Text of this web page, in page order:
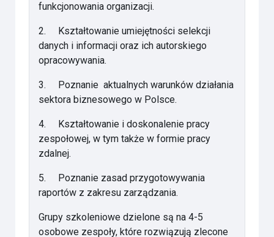
funkcjonowania organizacji.
2. Kształtowanie umiejętności selekcji
danych i informacji oraz ich autorskiego
opracowywania.
3. Poznanie aktualnych warunków działania
sektora biznesowego w Polsce.
4. Kształtowanie i doskonalenie pracy
zespołowej, w tym także w formie pracy
zdalnej.
5. Poznanie zasad przygotowywania
raportów z zakresu zarządzania.
Grupy szkoleniowe dzielone są na 4-5
osobowe zespoły, które rozwiązują zlecone